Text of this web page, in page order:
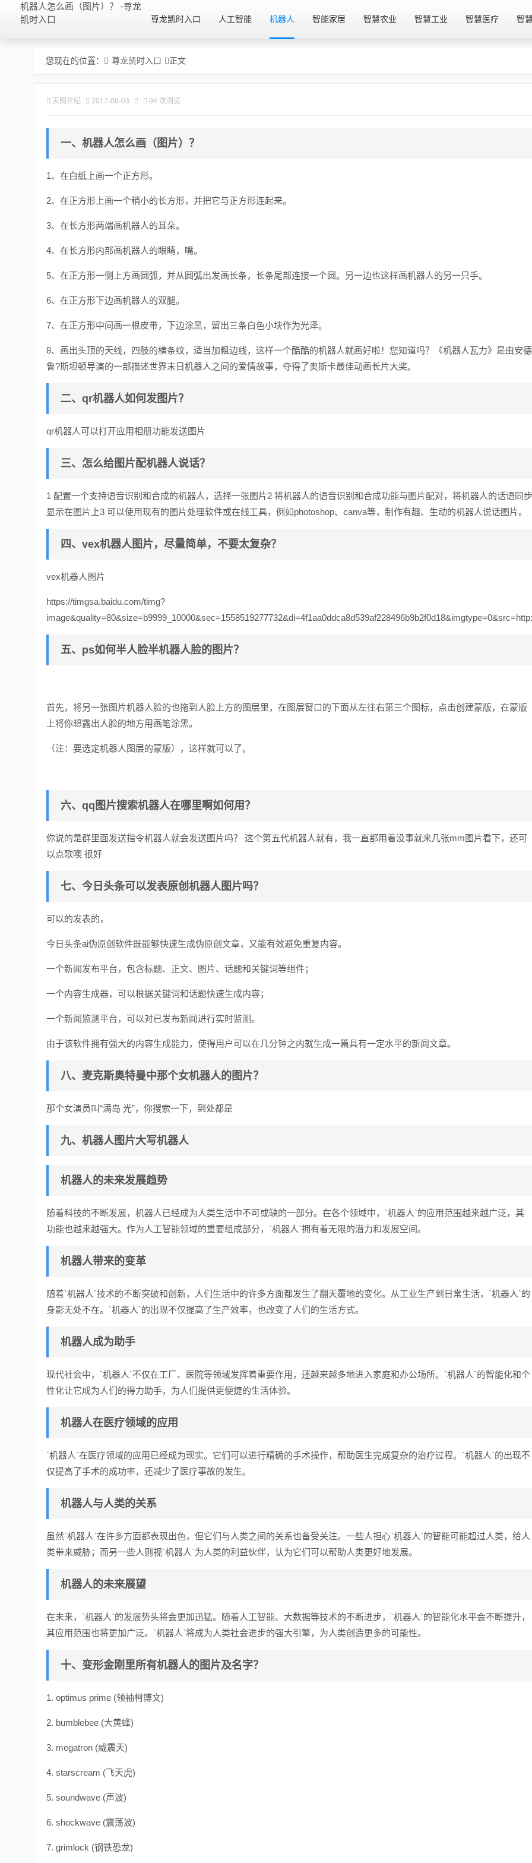
机器人怎么画（图片）？ -尊龙
凯时入口
尊龙凯时入口 人工智能 机器人 智能家居 智慧农业 智慧工业 智慧医疗 智
您现在的位置： 尊龙凯时入口 正文
天图世纪 2017-08-03 94 次浏览
一、机器人怎么画（图片）？
1、在白纸上画一个正方形。
2、在正方形上画一个稍小的长方形，并把它与正方形连起来。
3、在长方形两端画机器人的耳朵。
4、在长方形内部画机器人的眼睛，嘴。
5、在正方形一侧上方画圆弧，并从圆弧出发画长条，长条尾部连接一个圆。另一边也这样画机器人的另一只手。
6、在正方形下边画机器人的双腿。
7、在正方形中间画一根皮带，下边涂黑，留出三条白色小块作为光泽。
8、画出头顶的天线，四肢的横条纹，适当加粗边线，这样一个酷酷的机器人就画好啦！您知道吗？《机器人瓦力》是由安德
鲁?斯坦顿导演的一部描述世界末日机器人之间的爱情故事，夺得了奥斯卡最佳动画长片大奖。
二、qr机器人如何发图片？
qr机器人可以打开应用相册功能发送图片
三、怎么给图片配机器人说话？
1 配置一个支持语音识别和合成的机器人，选择一张图片2 将机器人的语音识别和合成功能与图片配对，将机器人的话语同步
显示在图片上3 可以使用现有的图片处理软件或在线工具，例如photoshop、canva等，制作有趣、生动的机器人说话图片。
四、vex机器人图片，尽量简单，不要太复杂？
vex机器人图片
https://timgsa.baidu.com/timg?
五、ps如何半人脸半机器人脸的图片？
首先，将另一张图片机器人脸的也拖到人脸上方的图层里，在图层窗口的下面从左往右第三个图标，点击创建蒙版，在蒙版
上将你想露出人脸的地方用画笔涂黑。
（注：要选定机器人图层的蒙版），这样就可以了。
六、qq图片搜索机器人在哪里啊如何用？
你说的是群里面发送指令机器人就会发送图片吗？ 这个第五代机器人就有，我一直都用着没事就来几张mm图片看下，还可
以点歌噢 很好
七、今日头条可以发表原创机器人图片吗？
可以的发表的，
今日头条ai伪原创软件既能够快速生成伪原创文章，又能有效避免重复内容。
一个新闻发布平台，包含标题、正文、图片、话题和关键词等组件；
一个内容生成器，可以根据关键词和话题快速生成内容；
一个新闻监测平台，可以对已发布新闻进行实时监测。
由于该软件拥有强大的内容生成能力，使得用户可以在几分钟之内就生成一篇具有一定水平的新闻文章。
八、麦克斯奥特曼中那个女机器人的图片？
那个女演员叫“满岛 光”，你搜索一下，到处都是
九、机器人图片大写机器人
机器人的未来发展趋势
随着科技的不断发展，机器人已经成为人类生活中不可或缺的一部分。在各个领域中，`机器人`的应用范围越来越广泛，其
功能也越来越强大。作为人工智能领域的重要组成部分，`机器人`拥有着无限的潜力和发展空间。
机器人带来的变革
随着`机器人`技术的不断突破和创新，人们生活中的许多方面都发生了翻天覆地的变化。从工业生产到日常生活，`机器人`的
身影无处不在。`机器人`的出现不仅提高了生产效率，也改变了人们的生活方式。
机器人成为助手
现代社会中，`机器人`不仅在工厂、医院等领域发挥着重要作用，还越来越多地进入家庭和办公场所。`机器人`的智能化和个
性化让它成为人们的得力助手，为人们提供更便捷的生活体验。
机器人在医疗领域的应用
`机器人`在医疗领域的应用已经成为现实。它们可以进行精确的手术操作，帮助医生完成复杂的治疗过程。`机器人`的出现不
仅提高了手术的成功率，还减少了医疗事故的发生。
机器人与人类的关系
虽然`机器人`在许多方面都表现出色，但它们与人类之间的关系也备受关注。一些人担心`机器人`的智能可能超过人类，给人
类带来威胁；而另一些人则视`机器人`为人类的利益伙伴，认为它们可以帮助人类更好地发展。
机器人的未来展望
在未来，`机器人`的发展势头将会更加迅猛。随着人工智能、大数据等技术的不断进步，`机器人`的智能化水平会不断提升，
其应用范围也将更加广泛。`机器人`将成为人类社会进步的强大引擎，为人类创造更多的可能性。
十、变形金刚里所有机器人的图片及名字？
1. optimus prime (领袖柯博文)
2. bumblebee (大黄蜂)
3. megatron (威震天)
4. starscream (飞天虎)
5. soundwave (声波)
6. shockwave (震荡波)
7. grimlock (钢铁恐龙)